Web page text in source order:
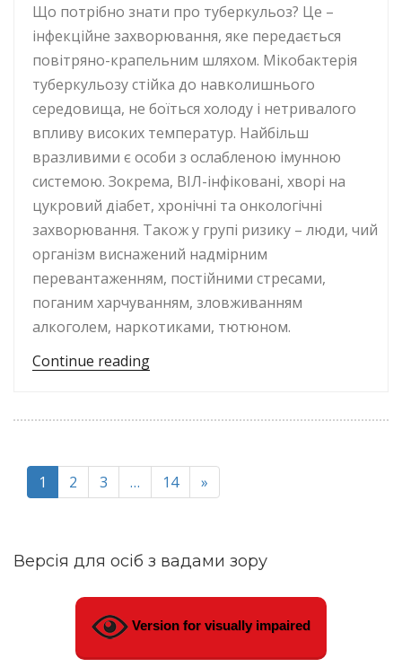
Що потрібно знати про туберкульоз? Це –
інфекційне захворювання, яке передається
повітряно-крапельним шляхом. Мікобактерія
туберкульозу стійка до навколишнього
середовища, не боїться холоду і нетривалого
впливу високих температур. Найбільш
вразливими є особи з ослабленою імунною
системою. Зокрема, ВІЛ-інфіковані, хворі на
цукровий діабет, хронічні та онкологічні
захворювання. Також у групі ризику – люди, чий
організм виснажений надмірним
перевантаженням, постійними стресами,
поганим харчуванням, зловживанням
алкоголем, наркотиками, тютюном.
Continue reading“24 березня – Всесвітній день
1 2 3 … 14 »
Версія для осіб з вадами зору
Version for visually impaired